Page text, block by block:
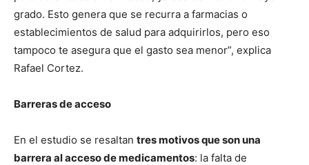
grado. Esto genera que se recurra a farmacias o
establecimientos de salud para adquirirlos, pero eso
tampoco te asegura que el gasto sea menor”, explica
Rafael Cortez.
Barreras de acceso
En el estudio se resaltan tres motivos que son una
barrera al acceso de medicamentos: la falta de